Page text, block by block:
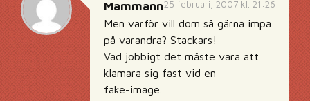
25 februari, 2007 kl. 21:26
Mammann
Men varför vill dom så gärna impa
på varandra? Stackars!
Vad jobbigt det måste vara att
klamara sig fast vid en
fake-image.